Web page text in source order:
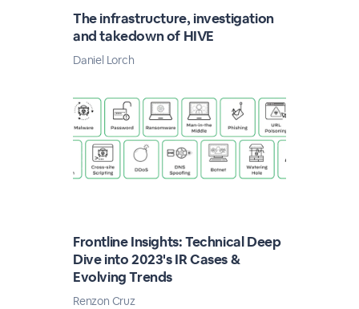
The infrastructure, investigation
and takedown of HIVE
Daniel Lorch
Frontline Insights: Technical Deep
Dive into 2023's IR Cases &
Evolving Trends
Renzon Cruz